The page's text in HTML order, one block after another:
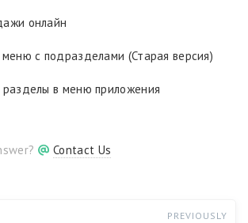
онлайн
с подразделами (Старая версия)
разделы в меню приложения
Contact Us
PREVIOUSLY